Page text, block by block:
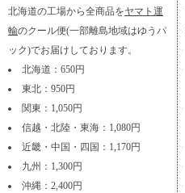
北海道の工場から全商品をヤマト運
輸のクール便(一部離島地域はゆうパ
ック)でお届けしております。
北海道：650円
東北：950円
関東：1,050円
信越・北陸・東海：1,080円
近畿・中国・四国：1,170円
九州：1,300円
沖縄：2,400円